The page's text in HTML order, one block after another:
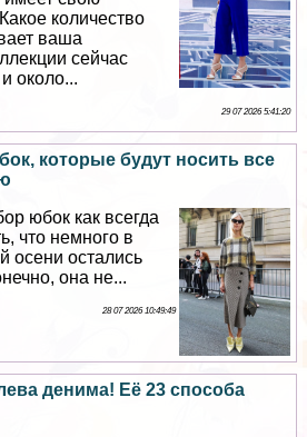
количество
ваша
сейчас
около...
29 07 2026 5:41:20
которые будут носить все
юбок как всегда
что немного в
осени остались
она не...
28 07 2026 10:49:49
денима! Её 23 способа